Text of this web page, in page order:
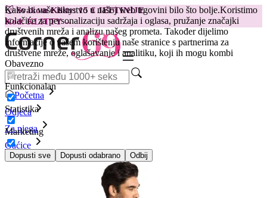
Kako bi vaše iskustvo u našoj web trgovini bilo što bolje.Koristimo
kolačiće za personalizaciju sadržaja i oglasa, pružanje značajki
društvenih mreža i analizu našeg prometa. Također dijelimo
informacije o vašem korištenju naše stranice s partnerima za
društvene mreže, oglašavanje i analitiku, koji ih mogu kombi
Obavezno
Funkcionalan
Statistika
Marketing
Dopusti sve Dopusti odabrano Odbij
😽Svakom Klitty: 15 € JEFTINIJE
Kod: KLITTY →
Početna
Odjeća
Za njega
Gaćice
Gaćice slip Anais Men - Savage, S